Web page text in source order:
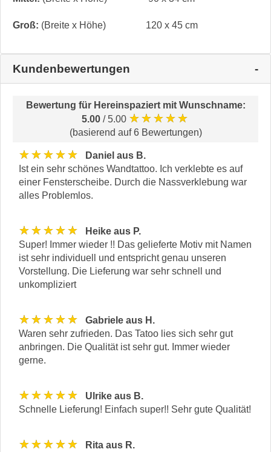
Groß: (Breite x Höhe) 120 x 45 cm
Kundenbewertungen
Bewertung für Hereinspaziert mit Wunschname:
5.00 / 5.00 ★★★★★
(basierend auf 6 Bewertungen)
★★★★★
Daniel aus B.
Ist ein sehr schönes Wandtattoo. Ich verklebte es auf
einer Fensterscheibe. Durch die Nassverklebung war
alles Problemlos.
★★★★★
Heike aus P.
Super! Immer wieder !! Das gelieferte Motiv mit Namen
ist sehr individuell und entspricht genau unseren
Vorstellung. Die Lieferung war sehr schnell und
unkompliziert
★★★★★
Gabriele aus H.
Waren sehr zufrieden. Das Tatoo lies sich sehr gut
anbringen. Die Qualität ist sehr gut. Immer wieder
gerne.
★★★★★
Ulrike aus B.
Schnelle Lieferung! Einfach super!! Sehr gute Qualität!
★★★★★
Rita aus R.